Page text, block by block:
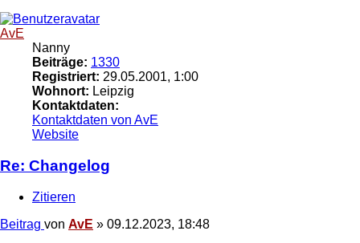
AvE
Nanny
Beiträge: 1330
Registriert: 29.05.2001, 1:00
Wohnort: Leipzig
Kontaktdaten:
Kontaktdaten von AvE
Website
Re: Changelog
Zitieren
Beitrag von AvE » 09.12.2023, 18:48